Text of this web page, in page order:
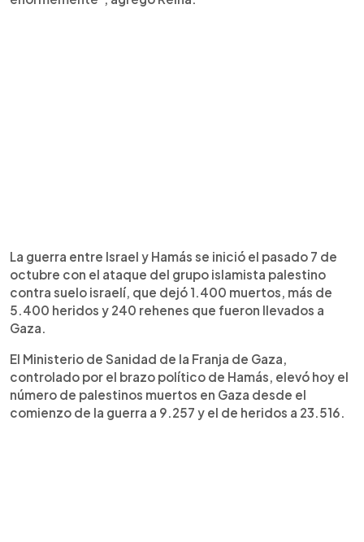
La guerra entre Israel y Hamás se inició el pasado 7 de
octubre con el ataque del grupo islamista palestino
contra suelo israelí, que dejó 1.400 muertos, más de
5.400 heridos y 240 rehenes que fueron llevados a
Gaza.
El Ministerio de Sanidad de la Franja de Gaza,
controlado por el brazo político de Hamás, elevó hoy el
número de palestinos muertos en Gaza desde el
comienzo de la guerra a 9.257 y el de heridos a 23.516.